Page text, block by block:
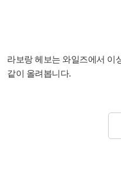
라보랑 헤보는 와일즈에서 이
같이 올려봅니다.